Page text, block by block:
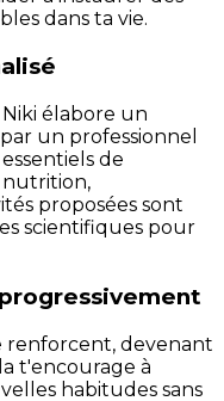
dans ta vie.
élabore un
un professionnel
de
nutrition,
proposées sont
scientifiques pour
renforcent, devenant
t'encourage à
habitudes sans